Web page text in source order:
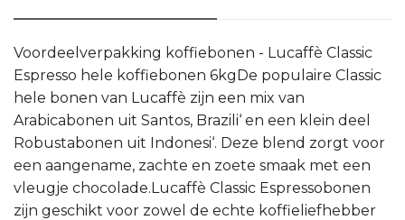
Voordeelverpakking koffiebonen - Lucaffè Classic
Espresso hele koffiebonen 6kgDe populaire Classic
hele bonen van Lucaffè zijn een mix van
Arabicabonen uit Santos, Brazili‘ en een klein deel
Robustabonen uit Indonesi‘. Deze blend zorgt voor
een aangename, zachte en zoete smaak met een
vleugje chocolade.Lucaffè Classic Espressobonen
zijn geschikt voor zowel de echte koffieliefhebber